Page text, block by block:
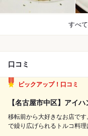
すべ
口コミ
ピックアップ！口コミ
【名古屋市中区】アイ
移転前から大好きなお店です。 日本では考えられない素材の組み合
で繰り広げられるトルコ料理は斬新